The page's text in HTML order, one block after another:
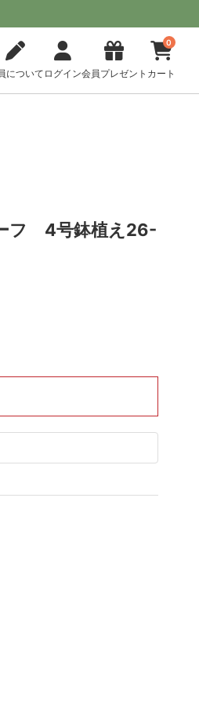
について ログイン会員プレゼント
0
カート
フ 4号鉢植え26-